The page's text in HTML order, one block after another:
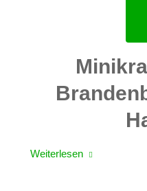
Weiterlesen